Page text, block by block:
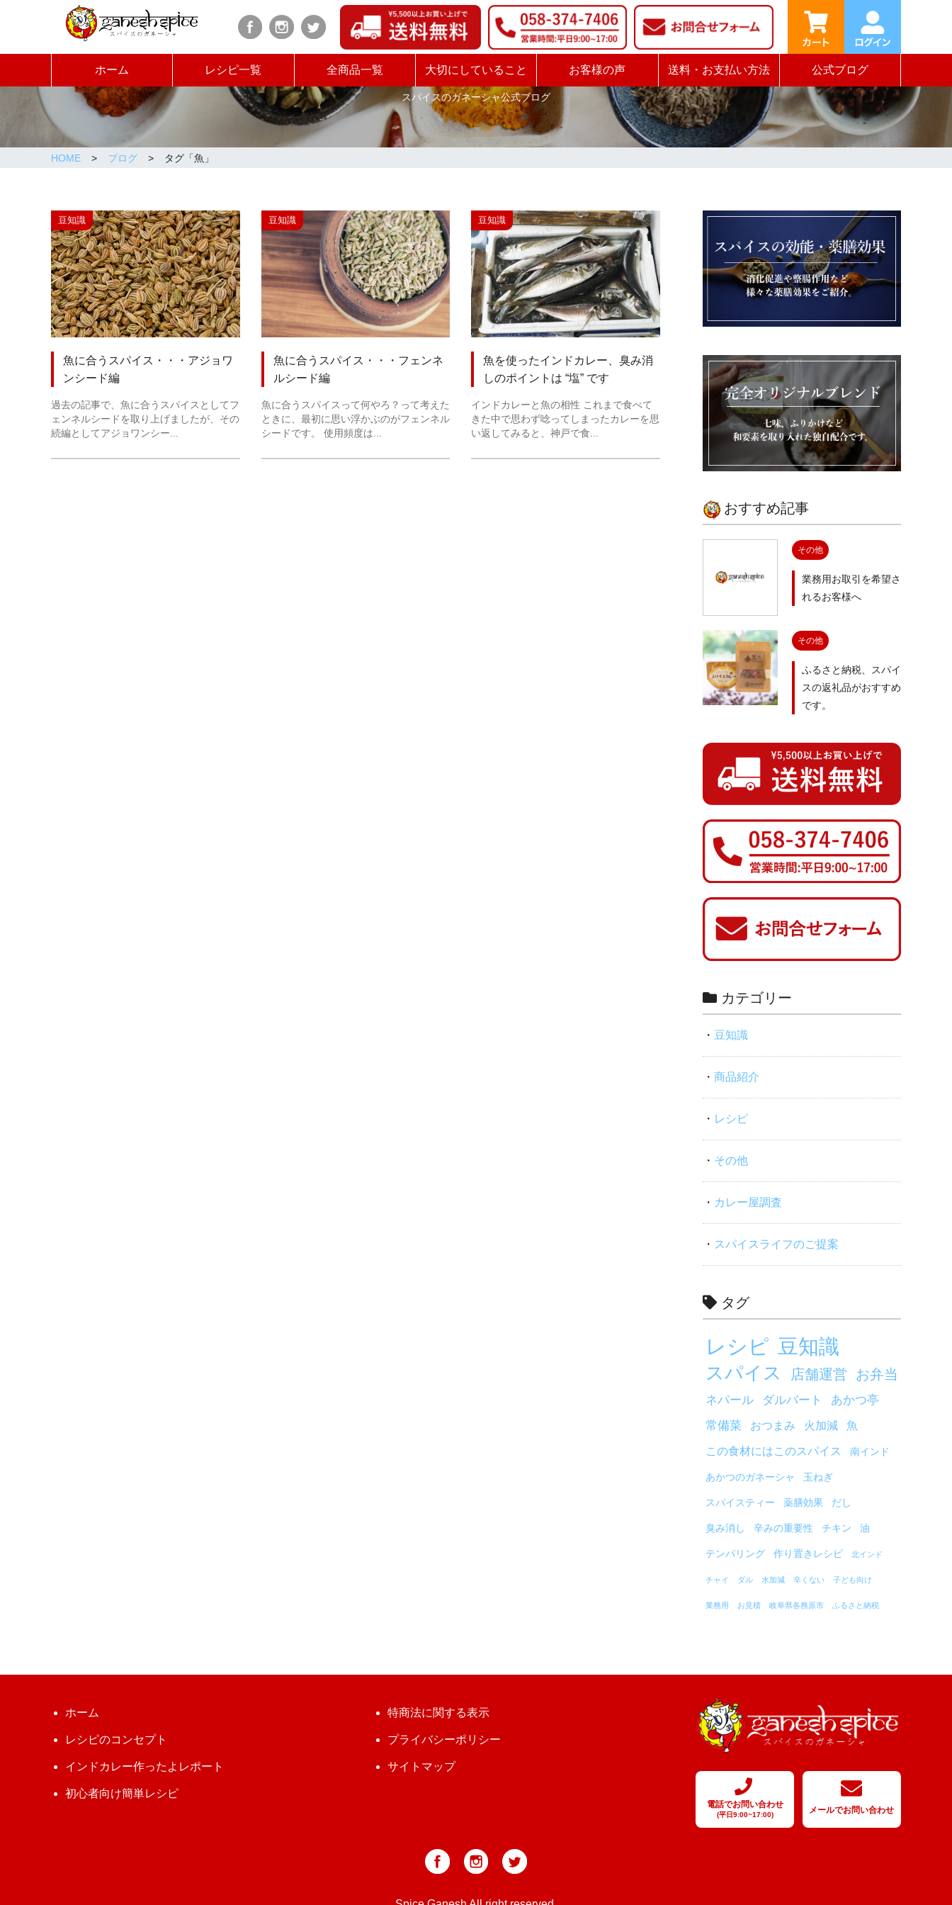
ホーム レシピ一覧 全商品一覧 大切にしていること お客様の声 送料・お支払い方法 公式ブログ
BLOG
スパイスのガネーシャ公式ブログ
HOME ブログ タグ「魚 」
豆知識
魚に合うスパイス・・・アジョワ
ンシード編
過去の記事で、魚に合うスパイスとしてフ
ェンネルシードを取り上げましたが、その
続編としてアジョワンシー...
豆知識
魚に合うスパイス・・・フェンネ
ルシード編
魚に合うスパイスって何やろ？って考えた
ときに、最初に思い浮かぶのがフェンネル
シードです。 使用頻度は...
豆知識
魚を使ったインドカレー、臭み消
しのポイントは “塩” です
インドカレーと魚の相性 これまで食べて
きた中で思わず唸ってしまったカレーを思
い返してみると、神戸で食...
おすすめ記事
その他
業務用お取引を希望さ
れるお客様へ
その他
ふるさと納税、スパイ
スの返礼品がおすすめ
です。
カテゴリー
豆知識
商品紹介
レシピ
その他
カレー屋調査
スパイスライフのご提案
タグ
レシピ 豆知識
スパイス 店舗運営 お弁当
ネパール ダルバート
あかつ亭
常備菜
おつまみ 火加減 魚
この食材にはこのスパイス 南インド
あかつのガネーシャ 玉ねぎ
スパイスティー 薬膳効果 だし
臭み消し 辛みの重要性 チキン 油
テンパリング 作り置きレシピ 北インド
チャイ ダル 水加減 辛くない 子ども向け
業務用 お見積 岐阜県各務原市 ふるさと納税
電話でお問い合わせ
(平日9:00~17:00) メールでお問い合わせ
ホーム
レシピのコンセプト
インドカレー作ったよレポート
初心者向け簡単レシピ
特商法に関する表示
プライバシーポリシー
サイトマップ